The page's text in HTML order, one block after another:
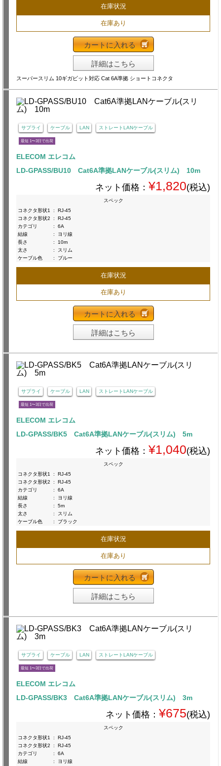
在庫状況
在庫あり
カートに入れる
詳細はこちら
スーパースリム 10ギガビット対応 Cat 6A準拠 ショートコネクタ
サプライ ケーブル LAN ストレートLANケーブル
最短 1〜3日で出荷
ELECOM エレコム
LD-GPASS/BU10 Cat6A準拠LANケーブル(スリム) 10m
ネット価格： ¥1,820(税込)
スペック
コネクタ形状1
:
RJ-45
コネクタ形状2
:
RJ-45
カテゴリ
:
6A
結線
:
ヨリ線
長さ
:
10m
太さ
:
スリム
ケーブル色
: ブルー
在庫状況
在庫あり
カートに入れる
詳細はこちら
サプライ ケーブル LAN ストレートLANケーブル
最短 1〜3日で出荷
ELECOM エレコム
LD-GPASS/BK5 Cat6A準拠LANケーブル(スリム) 5m
ネット価格： ¥1,040(税込)
スペック
コネクタ形状1
:
RJ-45
コネクタ形状2
:
RJ-45
カテゴリ
:
6A
結線
:
ヨリ線
長さ
:
5m
太さ
:
スリム
ケーブル色
: ブラック
在庫状況
在庫あり
カートに入れる
詳細はこちら
サプライ ケーブル LAN ストレートLANケーブル
最短 1〜3日で出荷
ELECOM エレコム
LD-GPASS/BK3 Cat6A準拠LANケーブル(スリム) 3m
ネット価格： ¥675(税込)
スペック
コネクタ形状1
:
RJ-45
コネクタ形状2
:
RJ-45
カテゴリ
:
6A
結線
:
ヨリ線